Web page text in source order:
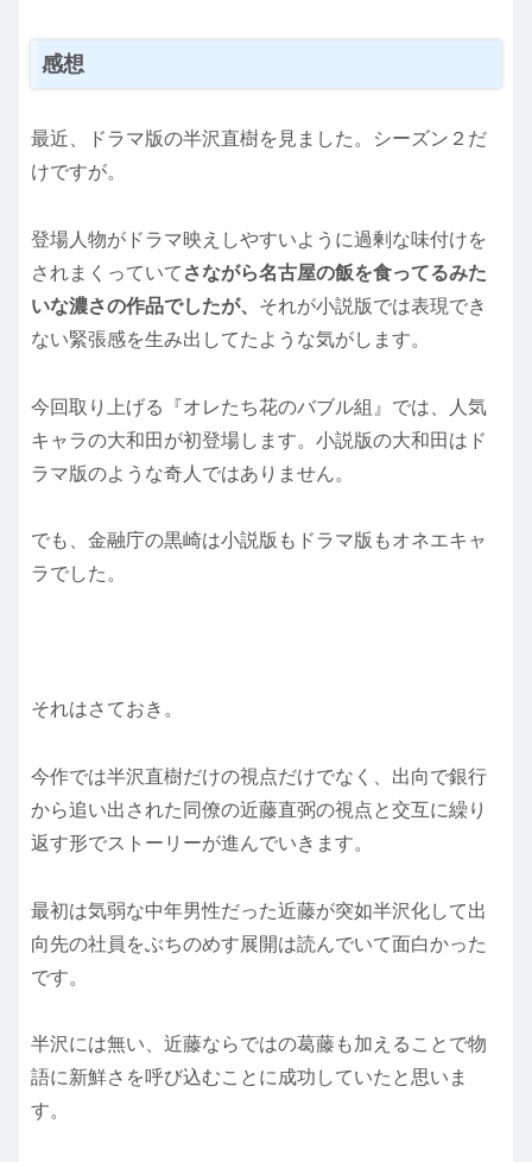
感想
最近、ドラマ版の半沢直樹を見ました。シーズン２だ
けですが。
登場人物がドラマ映えしやすいように過剰な味付けを
されまくっていて さながら名古屋の飯を食ってるみた
いな濃さの作品でしたが、 それが小説版では表現でき
ない緊張感を生み出してたような気がします。
今回取り上げる『オレたち花のバブル組』では、人気
キャラの大和田が初登場します。小説版の大和田はド
ラマ版のような奇人ではありません。
でも、金融庁の黒崎は小説版もドラマ版もオネエキャ
ラでした。
それはさておき。
今作では半沢直樹だけの視点だけでなく、出向で銀行
から追い出された同僚の近藤直弼の視点と交互に繰り
返す形でストーリーが進んでいきます。
最初は気弱な中年男性だった近藤が突如半沢化して出
向先の社員をぶちのめす展開は読んでいて面白かった
です。
半沢には無い、近藤ならではの葛藤も加えることで物
語に新鮮さを呼び込むことに成功していたと思いま
す。